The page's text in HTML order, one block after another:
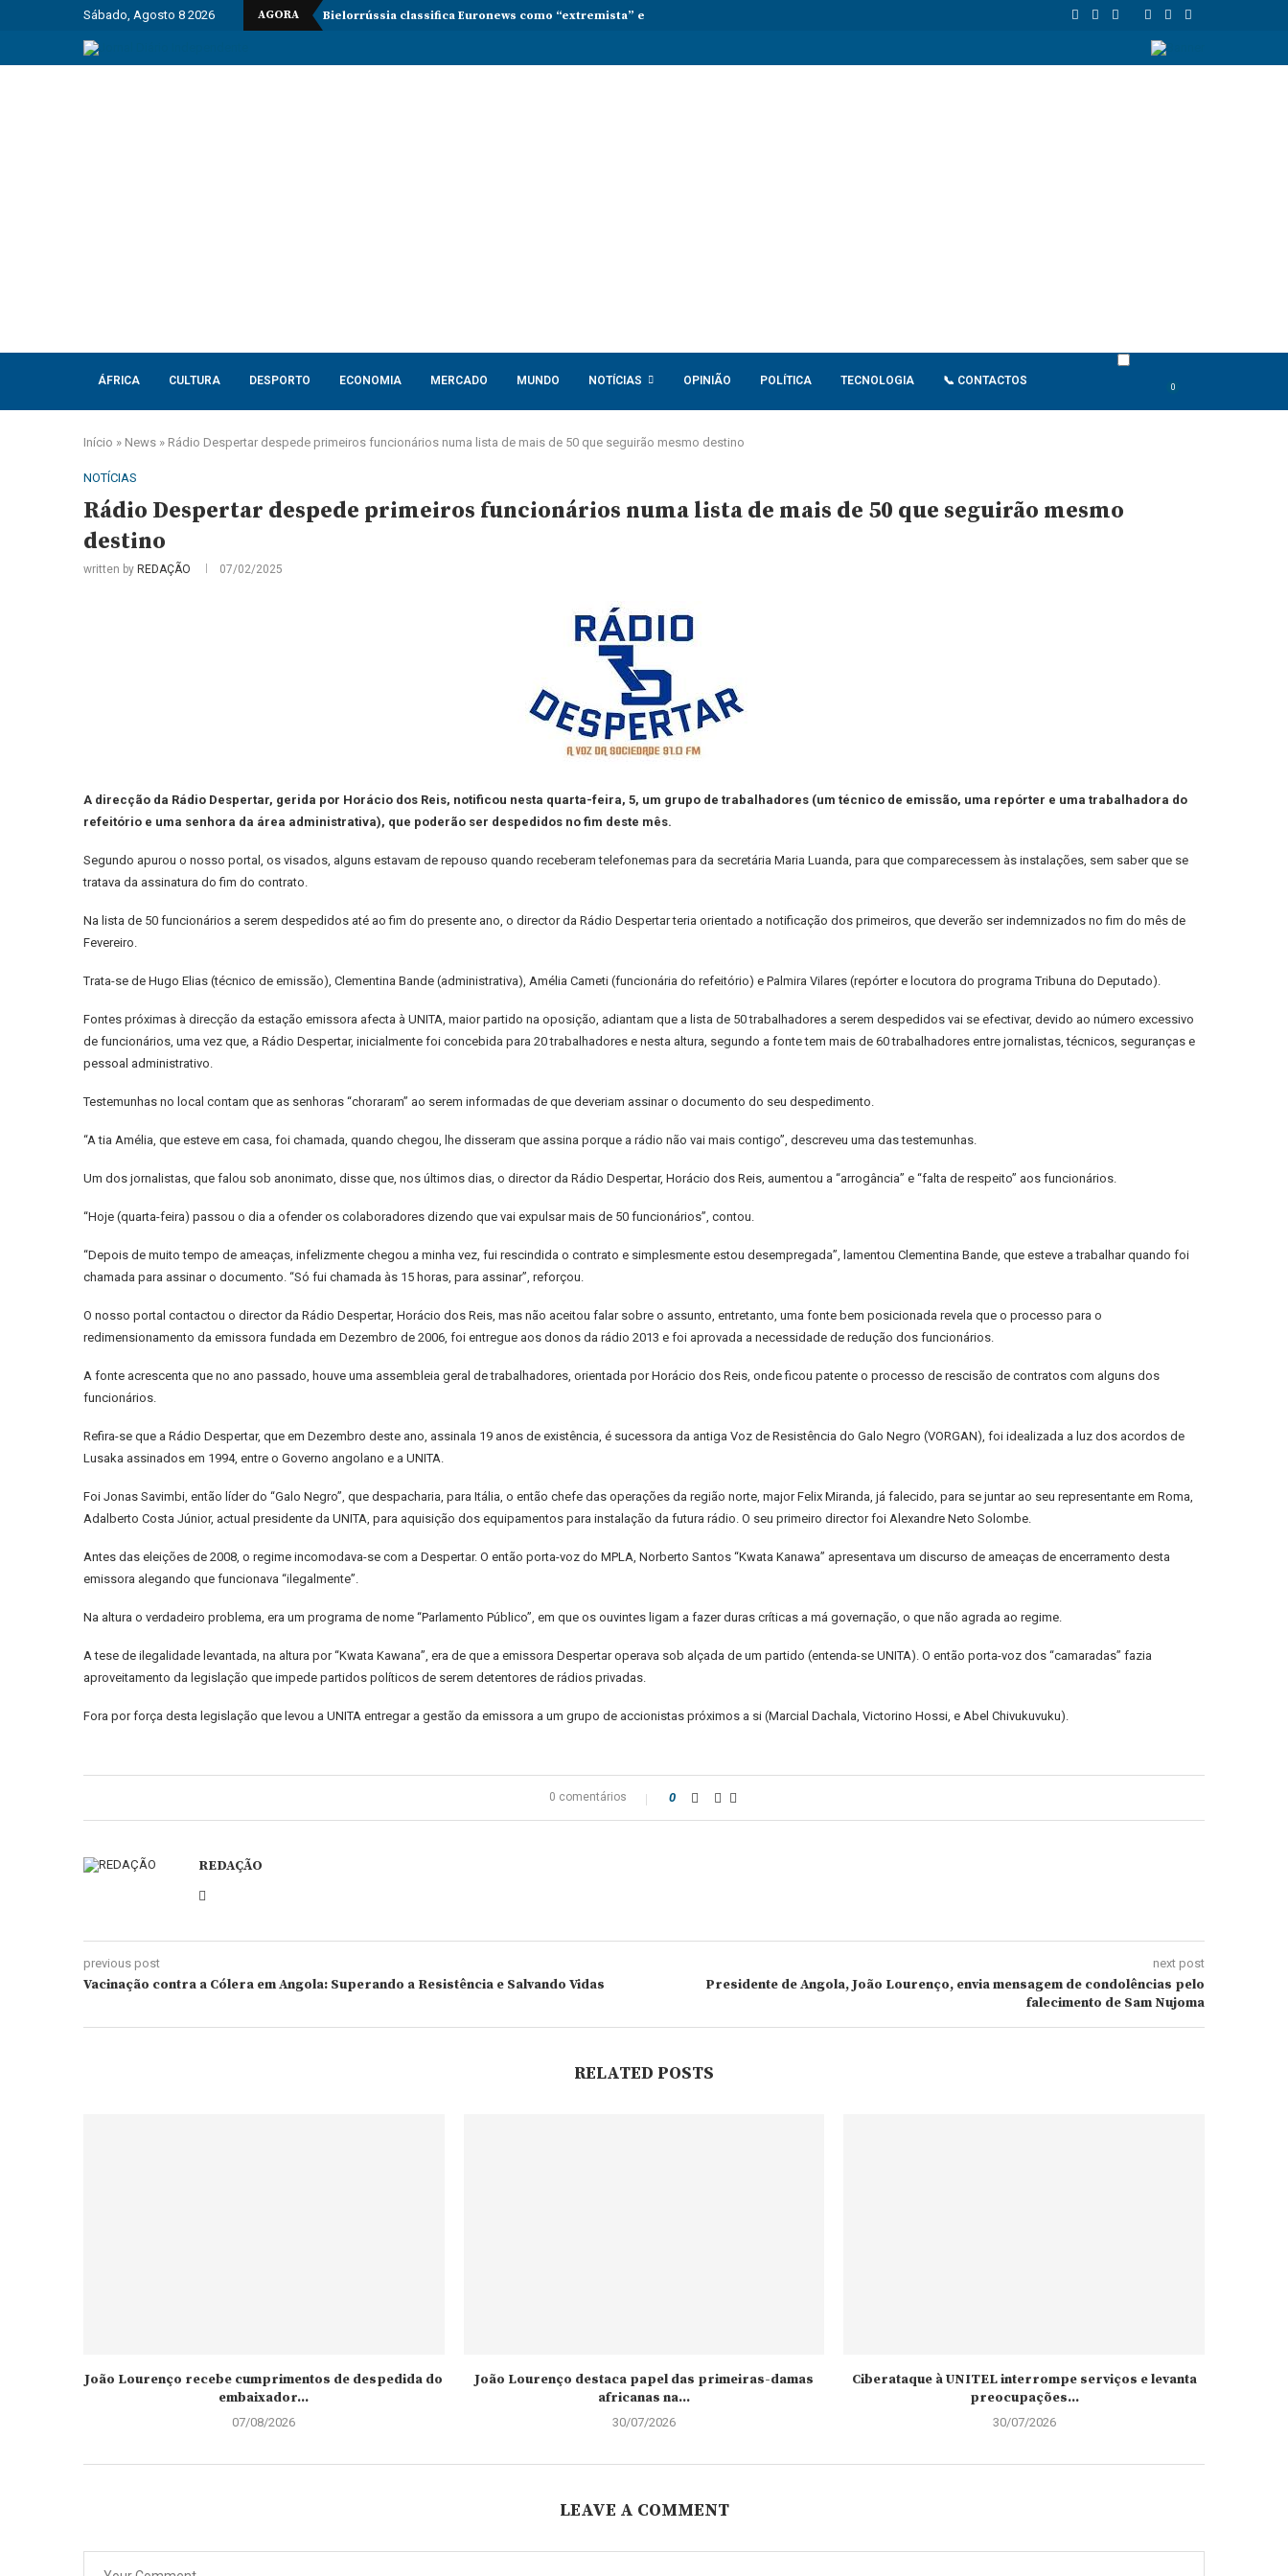
Sábado, Agosto 8 2026 AGORA Bielorrússia classifica Euronews como “extremista” e Tsikhanouskaya acusa Lukashenko de retaliação João Lourenço recebe cumprimentos de despedida
ÁFRICA CULTURA DESPORTO ECONOMIA MERCADO MUNDO NOTÍCIAS OPINIÃO POLÍTICA TECNOLOGIA 📞 CONTACTOS 0
Início » News » Rádio Despertar despede primeiros funcionários numa lista de mais de 50 que seguirão mesmo destino
NOTÍCIAS
Rádio Despertar despede primeiros funcionários numa lista de mais de 50 que seguirão mesmo
destino
written by REDAÇÃO 07/02/2025
A direcção da Rádio Despertar, gerida por Horácio dos Reis, notificou nesta quarta-feira, 5, um grupo de trabalhadores (um técnico de emissão, uma repórter e uma trabalhadora do
refeitório e uma senhora da área administrativa), que poderão ser despedidos no fim deste mês.
Segundo apurou o nosso portal, os visados, alguns estavam de repouso quando receberam telefonemas para da secretária Maria Luanda, para que comparecessem às instalações, sem saber que se
tratava da assinatura do fim do contrato.
Na lista de 50 funcionários a serem despedidos até ao fim do presente ano, o director da Rádio Despertar teria orientado a notificação dos primeiros, que deverão ser indemnizados no fim do mês de
Fevereiro.
Trata-se de Hugo Elias (técnico de emissão), Clementina Bande (administrativa), Amélia Cameti (funcionária do refeitório) e Palmira Vilares (repórter e locutora do programa Tribuna do Deputado).
Fontes próximas à direcção da estação emissora afecta à UNITA, maior partido na oposição, adiantam que a lista de 50 trabalhadores a serem despedidos vai se efectivar, devido ao número excessivo
de funcionários, uma vez que, a Rádio Despertar, inicialmente foi concebida para 20 trabalhadores e nesta altura, segundo a fonte tem mais de 60 trabalhadores entre jornalistas, técnicos, seguranças e
pessoal administrativo.
Testemunhas no local contam que as senhoras “choraram” ao serem informadas de que deveriam assinar o documento do seu despedimento.
“A tia Amélia, que esteve em casa, foi chamada, quando chegou, lhe disseram que assina porque a rádio não vai mais contigo”, descreveu uma das testemunhas.
Um dos jornalistas, que falou sob anonimato, disse que, nos últimos dias, o director da Rádio Despertar, Horácio dos Reis, aumentou a “arrogância” e “falta de respeito” aos funcionários.
“Hoje (quarta-feira) passou o dia a ofender os colaboradores dizendo que vai expulsar mais de 50 funcionários”, contou.
“Depois de muito tempo de ameaças, infelizmente chegou a minha vez, fui rescindida o contrato e simplesmente estou desempregada”, lamentou Clementina Bande, que esteve a trabalhar quando foi
chamada para assinar o documento. “Só fui chamada às 15 horas, para assinar”, reforçou.
O nosso portal contactou o director da Rádio Despertar, Horácio dos Reis, mas não aceitou falar sobre o assunto, entretanto, uma fonte bem posicionada revela que o processo para o
redimensionamento da emissora fundada em Dezembro de 2006, foi entregue aos donos da rádio 2013 e foi aprovada a necessidade de redução dos funcionários.
A fonte acrescenta que no ano passado, houve uma assembleia geral de trabalhadores, orientada por Horácio dos Reis, onde ficou patente o processo de rescisão de contratos com alguns dos
funcionários.
Refira-se que a Rádio Despertar, que em Dezembro deste ano, assinala 19 anos de existência, é sucessora da antiga Voz de Resistência do Galo Negro (VORGAN), foi idealizada a luz dos acordos de
Lusaka assinados em 1994, entre o Governo angolano e a UNITA.
Foi Jonas Savimbi, então líder do “Galo Negro”, que despacharia, para Itália, o então chefe das operações da região norte, major Felix Miranda, já falecido, para se juntar ao seu representante em Roma,
Adalberto Costa Júnior, actual presidente da UNITA, para aquisição dos equipamentos para instalação da futura rádio. O seu primeiro director foi Alexandre Neto Solombe.
Antes das eleições de 2008, o regime incomodava-se com a Despertar. O então porta-voz do MPLA, Norberto Santos “Kwata Kanawa” apresentava um discurso de ameaças de encerramento desta
emissora alegando que funcionava “ilegalmente”.
Na altura o verdadeiro problema, era um programa de nome “Parlamento Público”, em que os ouvintes ligam a fazer duras críticas a má governação, o que não agrada ao regime.
A tese de ilegalidade levantada, na altura por “Kwata Kawana”, era de que a emissora Despertar operava sob alçada de um partido (entenda-se UNITA). O então porta-voz dos “camaradas” fazia
aproveitamento da legislação que impede partidos políticos de serem detentores de rádios privadas.
Fora por força desta legislação que levou a UNITA entregar a gestão da emissora a um grupo de accionistas próximos a si (Marcial Dachala, Victorino Hossi, e Abel Chivukuvuku).
0 comentários 0
REDAÇÃO
previous post
Vacinação contra a Cólera em Angola: Superando a Resistência e Salvando Vidas
next post
Presidente de Angola, João Lourenço, envia mensagem de condolências pelo
falecimento de Sam Nujoma
RELATED POSTS
João Lourenço recebe cumprimentos de despedida do
embaixador...
07/08/2026
João Lourenço destaca papel das primeiras-damas
africanas na...
30/07/2026
Ciberataque à UNITEL interrompe serviços e levanta
preocupações...
30/07/2026
LEAVE A COMMENT